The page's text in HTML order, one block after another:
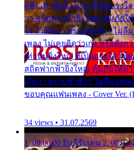
ผู้ฟัง เท่านั้นยิ่งใหญ่ ที่เป็นแรงใ
วา สถิตฟากฟ้ายิ่งใหญ่ คุ้มภัยใ
ใจ ไว้เถิดว่า ตราบชั่วชีวา ไม่
เพลง ไม่เคยคิดว่าเก่ง หรือดัง
เท่านั้นยิ่งใหญ่ ที่เป็นแรงใจ ให้
สถิตฟากฟ้ายิ่งใหญ่ คุ้มภัยให้ท่า
เถิดว่า ตราบชั่วชีวา ไม่ลืมแฟน
ขอบคุณแฟนเพลง - Cover Ver.
34 views • 31.07.2569
1. 00:00:00 ยินดีรับเดน 2.